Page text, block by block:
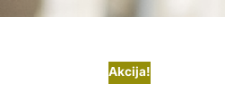
Akcija!